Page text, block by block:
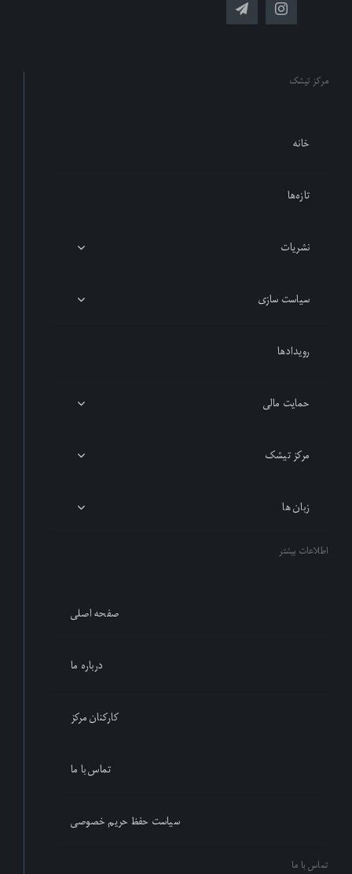
مرکز تیشک
خانه
تازەها
نشریات
سیاست سازی
رویدادها
حمایت مالی
مرکز تیشک
زبان ها
اطلاعات بیشتر
صفحه اصلی
درباره ما
کارکنان مرکز
تماس با ما
سیاست حفظ حریم خصوصی
تماس با ما